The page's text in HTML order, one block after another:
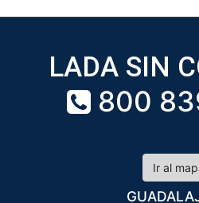
LADA SIN
800
Ir al